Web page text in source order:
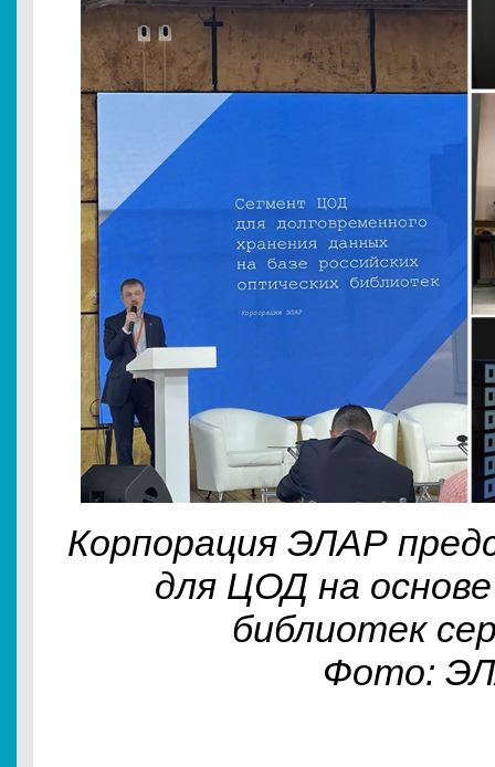
Корпорация ЭЛАР
для ЦОД на
библиотек
Фото: